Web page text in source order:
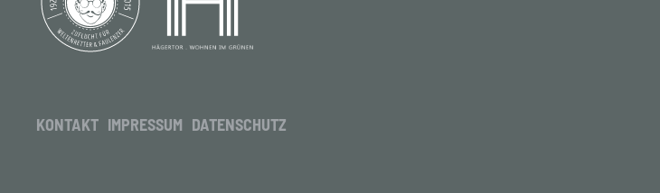
KONTAKT IMPRESSUM DATENSCHUTZ